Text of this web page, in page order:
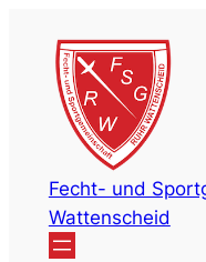
Inhalt
springen
Fecht- und
Wattenscheid